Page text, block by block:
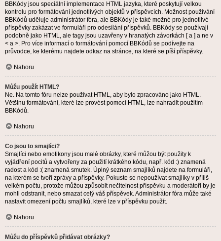
BBKódy jsou speciální implementace HTML jazyka, které poskytují velkou
kontrolu pro formátování jednotlivých objektů v příspěvcích. Možnost používání
BBKódů uděluje administrátor fóra, ale BBKódy je také možné pro jednotlivé
příspěvky zakázat ve formuláři pro odesílání příspěvků. BBKódy se používají
podobně jako HTML, ale tagy jsou uzavřeny v hranatých závorkách [ a ] a ne v
< a >. Pro více informací o formátování pomocí BBKódů se podívejte na
průvodce, ke kterému najdete odkaz na stránce, na které se píší příspěvky.
Nahoru
Můžu použít HTML?
Ne. Na tomto fóru nelze používat HTML, aby bylo zpracováno jako HTML.
Většinu formátování, které lze provést pomocí HTML, lze nahradit použitím
BBKódů.
Nahoru
Co jsou to smajlíci?
Smajlíci nebo emotikony jsou malé obrázky, které můžou být použity k
vyjádření pocitů a vytvořeny za použití krátkého kódu, např. kód :) znamená
radost a kód :( znamená smutek. Úplný seznam smajlíků najdete na formuláři,
na kterém se tvoří zprávy a příspěvky. Pokuste se nepoužívat smajlíky v příliš
velkém počtu, protože můžou způsobit nečitelnost příspěvku a moderátoři by je
mohli odstranit, nebo smazat celý váš příspěvek. Administrátor fóra může také
nastavit omezení počtu smajlíků, které lze v příspěvku použít.
Nahoru
Můžu do příspěvků přidávat obrázky?